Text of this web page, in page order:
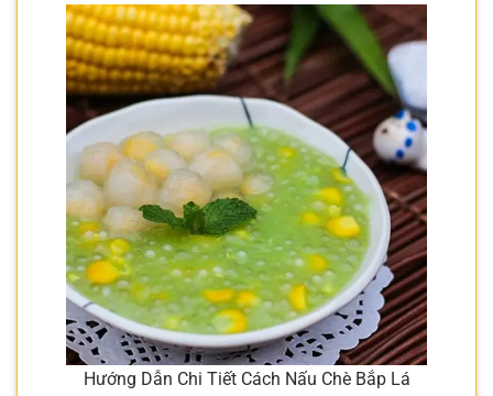
Hướng Dẫn Chi Tiết Cách Nấu Chè Bắp Lá